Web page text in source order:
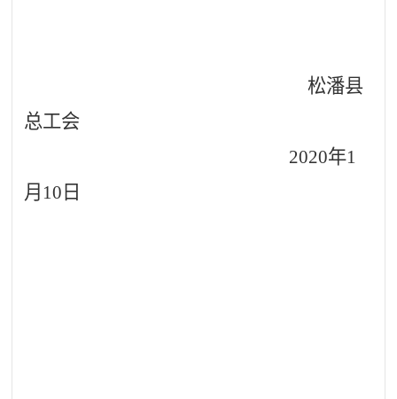
松潘县
总工会
2020年1
月10日